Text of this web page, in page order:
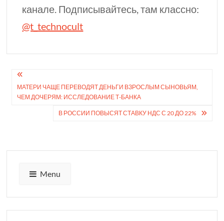
канале. Подписывайтесь, там классно:
@t_technocult
Навигация
по
записям
МАТЕРИ ЧАЩЕ ПЕРЕ­ВОДЯТ ДЕНЬГИ ВЗРОС­ЛЫМ СЫНОВЬЯМ,
ЧЕМ ДОЧЕРЯМ: ИССЛЕДО­ВАНИЕ Т⁠-⁠БАНКА
В РОССИИ ПОВЫСЯТ СТАВКУ НДС С 20​ ДО 22%
Menu